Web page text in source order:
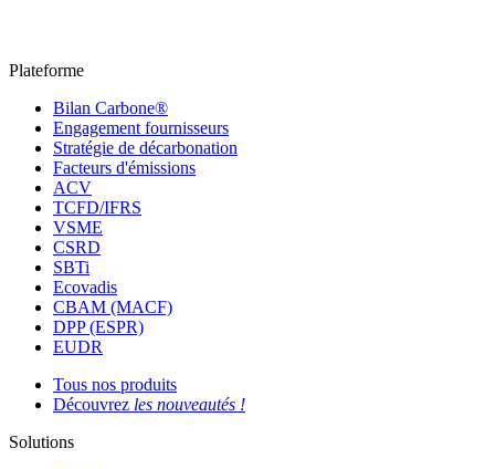
Plateforme
Bilan Carbone®
Engagement fournisseurs
Stratégie de décarbonation
Facteurs d'émissions
ACV
TCFD/IFRS
VSME
CSRD
SBTi
Ecovadis
CBAM (MACF)
DPP (ESPR)
EUDR
Tous nos produits
Découvrez les nouveautés !
Solutions